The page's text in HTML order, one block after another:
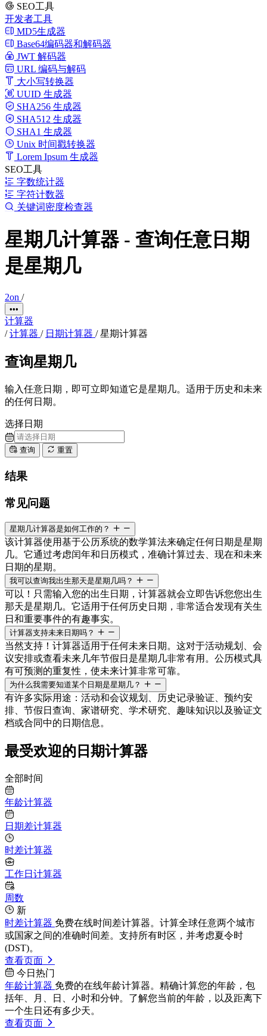
SEO工具
开发者工具
MD5生成器
Base64编码器和解码器
JWT 解码器
URL 编码与解码
大小写转换器
UUID 生成器
SHA256 生成器
SHA512 生成器
SHA1 生成器
Unix 时间戳转换器
Lorem Ipsum 生成器
SEO工具
字数统计器
字符计数器
关键词密度检查器
星期几计算器 - 查询任意日期
是星期几
2on /
•••
计算器
/ 计算器 / 日期计算器 / 星期计算器
查询星期几
输入任意日期，即可立即知道它是星期几。适用于历史和未来
的任何日期。
选择日期
查询 重置
结果
常见问题
星期几计算器是如何工作的？
该计算器使用基于公历系统的数学算法来确定任何日期是星期
几。它通过考虑闰年和日历模式，准确计算过去、现在和未来
日期的星期。
我可以查询我出生那天是星期几吗？
可以！只需输入您的出生日期，计算器就会立即告诉您您出生
那天是星期几。它适用于任何历史日期，非常适合发现有关生
日和重要事件的有趣事实。
计算器支持未来日期吗？
当然支持！计算器适用于任何未来日期。这对于活动规划、会
议安排或查看未来几年节假日是星期几非常有用。公历模式具
有可预测的重复性，使未来计算非常可靠。
为什么我需要知道某个日期是星期几？
有许多实际用途：活动和会议规划、历史记录验证、预约安
排、节假日查询、家谱研究、学术研究、趣味知识以及验证文
档或合同中的日期信息。
最受欢迎的日期计算器
全部时间
年龄计算器
日期差计算器
时差计算器
工作日计算器
周数
新
时差计算器 免费在线时间差计算器。计算全球任意两个城市
或国家之间的准确时间差。支持所有时区，并考虑夏令时
(DST)。
查看页面
今日热门
年龄计算器 免费的在线年龄计算器。精确计算您的年龄，包
括年、月、日、小时和分钟。了解您当前的年龄，以及距离下
一个生日还有多少天。
查看页面